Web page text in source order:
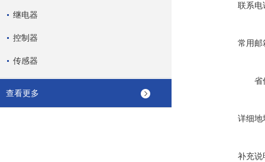
继电器
控制器
传感器
查看更多
联系电
常用邮
省
详细地
补充说